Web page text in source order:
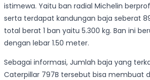
istimewa. Yaitu ban radial Michelin
serta terdapat kandungan baja seberat
total berat 1 ban yaitu 5.300 kg. Ban ini
dengan lebar 1.50 meter.
Sebagai informasi, Jumlah baja yang
Caterpillar 797B tersebut bisa membuat